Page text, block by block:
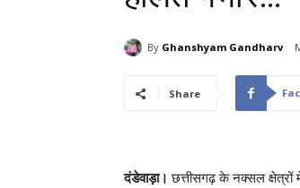
By Ghanshyam Gandharv
Share
दंडेवाड़ा। छत्तीसगढ़ के नक्सल क्षेत्रों